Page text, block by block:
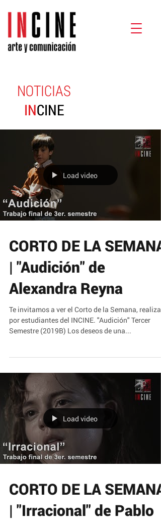
NOTICIAS
INCINE
Load video
CORTO DE LA SEMANA
| "Audición" de
Alexandra Reyna
Te invitamos a ver el Corto de la Semana,
por estudiantes del INCINE. "Audición" Tercer
Semestre (2019B) Los deseos de una...
Load video
CORTO DE LA SEMANA
| "Irracional" de Pablo